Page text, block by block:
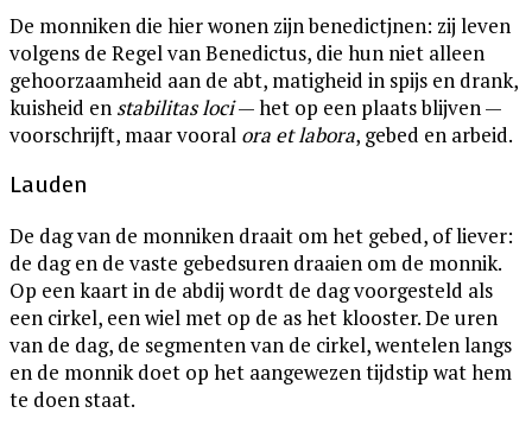
De monniken die hier wonen zijn benedictjnen: zij leven
volgens de Regel van Benedictus, die hun niet alleen
gehoorzaamheid aan de abt, matigheid in spijs en drank,
kuisheid en stabilitas loci— het op een plaats blijven —
voorschrijft, maar vooral ora et labora, gebed en arbeid.
Lauden
De dag van de monniken draait om het gebed, of liever:
de dag en de vaste gebedsuren draaien om de monnik.
Op een kaart in de abdij wordt de dag voorgesteld als
een cirkel, een wiel met op de as het klooster. De uren
van de dag, de segmenten van de cirkel, wentelen langs
en de monnik doet op het aangewezen tijdstip wat hem
te doen staat.